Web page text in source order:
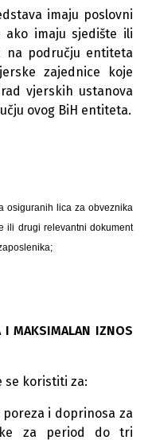
imaju poslovni
ako imaju sjedište ili
na području entiteta
zajednice koje
vjerskih ustanova
ovog BiH entiteta.
osiguranih lica za obveznika
ili drugi relevantni dokument
IZNOS
koristiti za:
i doprinosa za
za period do tri